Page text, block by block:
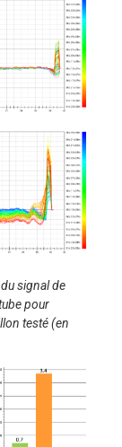
signal de
pour
testé (en